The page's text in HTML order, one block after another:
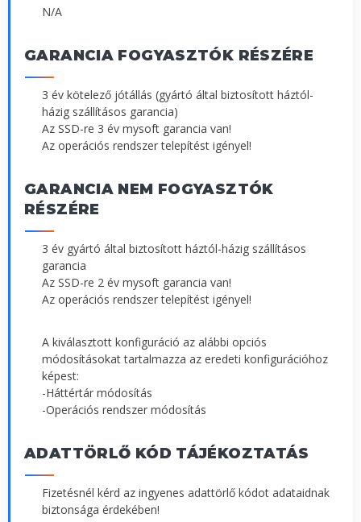
N/A
GARANCIA FOGYASZTÓK RÉSZÉRE
3 év kötelező jótállás (gyártó által biztosított háztól-
házig szállításos garancia)
Az SSD-re 3 év mysoft garancia van!
Az operációs rendszer telepítést igényel!
GARANCIA NEM FOGYASZTÓK
RÉSZÉRE
3 év gyártó által biztosított háztól-házig szállításos
garancia
Az SSD-re 2 év mysoft garancia van!
Az operációs rendszer telepítést igényel!
A kiválasztott konfiguráció az alábbi opciós
módosításokat tartalmazza az eredeti konfigurációhoz
képest:
-Háttértár módosítás
-Operációs rendszer módosítás
ADATTÖRLŐ KÓD TÁJÉKOZTATÁS
Fizetésnél kérd az ingyenes adattörlő kódot adataidnak
biztonsága érdekében!